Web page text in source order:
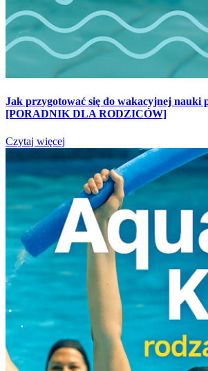
Jak przygotować się do wakacyjnej nauki
[PORADNIK DLA RODZICÓW]
Czytaj więcej